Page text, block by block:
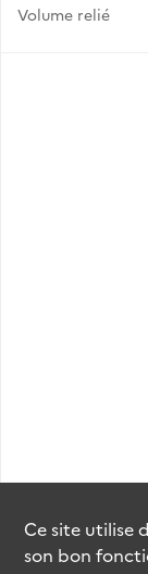
Volume relié
Ce site utilise
son bon